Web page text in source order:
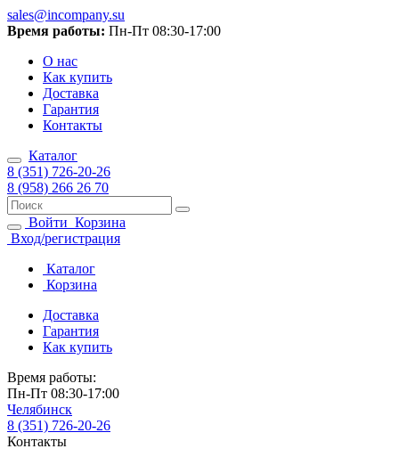
sales@incompany.su
Время работы: Пн-Пт 08:30-17:00
О нас
Как купить
Доставка
Гарантия
Контакты
Каталог
8 (351) 726-20-26
8 (958) 266 26 70
Войти Корзина
Вход/регистрация
Каталог
Корзина
Доставка
Гарантия
Как купить
Время работы:
Пн-Пт 08:30-17:00
Челябинск
8 (351) 726-20-26
Контакты